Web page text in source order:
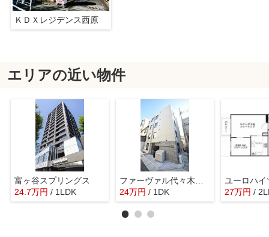
ＫＤＸレジデンス西原
エリアの近い物件
富ヶ谷スプリングス
24.7万円 / 1LDK
ファーヴァル代々木上原
24万円 / 1DK
ユーロハイ
27万円 /